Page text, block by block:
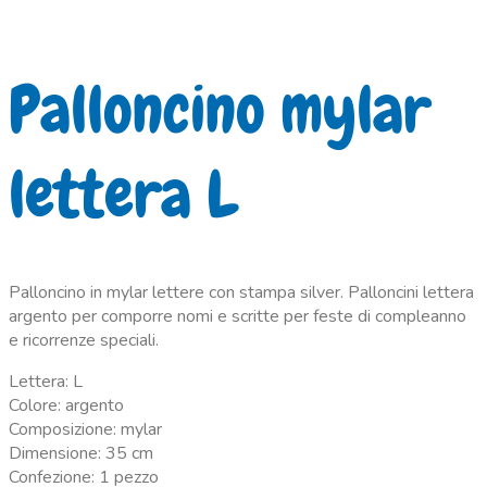
Palloncino mylar
lettera L
Palloncino in mylar lettere con stampa silver. Palloncini lettera
argento per comporre nomi e scritte per feste di compleanno
e ricorrenze speciali.
Lettera: L
Colore: argento
Composizione: mylar
Dimensione: 35 cm
Confezione: 1 pezzo